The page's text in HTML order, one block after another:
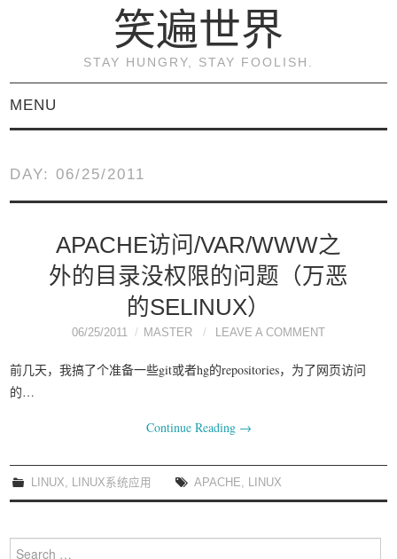
笑遍世界
STAY HUNGRY, STAY FOOLISH.
MENU
（连载）
《KVM虚拟化技术：实
战与原理解析》
关于本博客
DAY:06/25/2011
APACHE访问/VAR/WWW之
外的目录没权限的问题（万恶
的SELINUX）
06/25/2011 MASTER LEAVE A COMMENT
前几天，我搞了个准备一些git或者hg的repositories，为了网页访问
的…
Continue Reading →
LINUX LINUX系统应用 APACHE LINUX
Search for: